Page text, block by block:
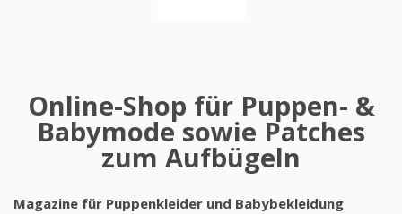
Online-Shop für Puppen- &
Babymode sowie Patches
zum Aufbügeln
Magazine für Puppenkleider und Babybekleidung